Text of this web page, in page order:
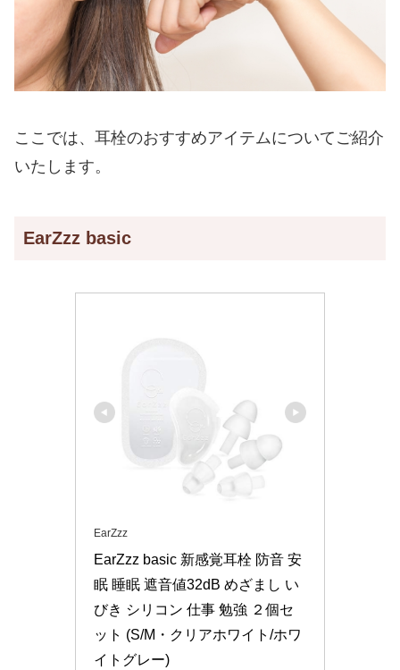
ここでは、耳栓のおすすめアイテムについてご紹介
いたします。
EarZzz basic
EarZzz
EarZzz basic 新感覚耳栓 防音 安
眠 睡眠 遮音値32dB めざまし い
びき シリコン 仕事 勉強 ２個セ
ット (S/M・クリアホワイト/ホワ
イトグレー)